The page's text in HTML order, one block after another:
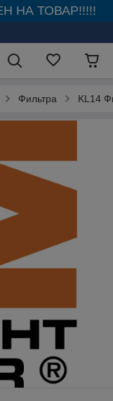
НА ТОВАР!!!!!
Фильтра KL14